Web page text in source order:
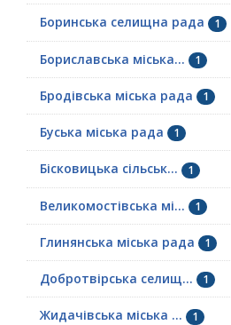
Боринська селищна рада 1
Бориславська міська... 1
Бродівська міська рада 1
Буська міська рада 1
Бісковицька сільськ... 1
Великомостівська мі... 1
Глинянська міська рада 1
Добротвірська селищ... 1
Жидачівська міська ... 1